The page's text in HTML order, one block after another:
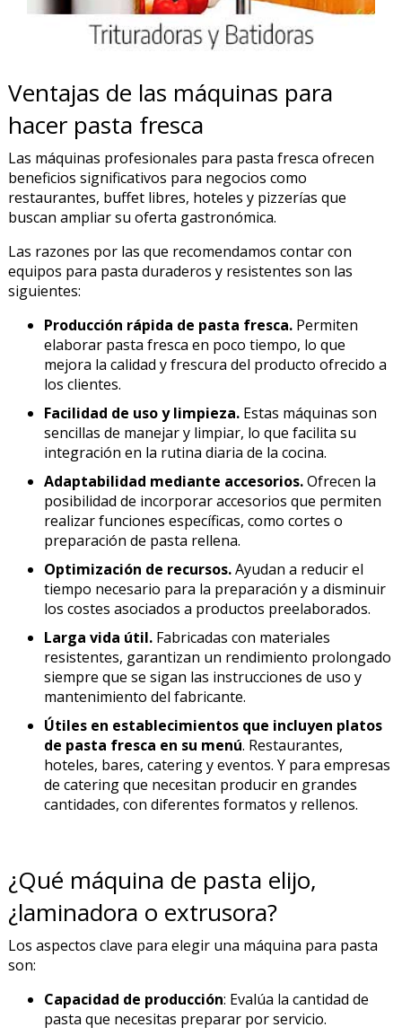
Ventajas de las máquinas para
hacer pasta fresca
Las máquinas profesionales para pasta fresca ofrecen
beneficios significativos para negocios como
restaurantes, buffet libres, hoteles y pizzerías que
buscan ampliar su oferta gastronómica.
Las razones por las que recomendamos contar con
equipos para pasta duraderos y resistentes son las
siguientes:
Producción rápida de pasta fresca.Permiten
elaborar pasta fresca en poco tiempo, lo que
mejora la calidad y frescura del producto ofrecido a
los clientes.
Facilidad de uso y limpieza.Estas máquinas son
sencillas de manejar y limpiar, lo que facilita su
integración en la rutina diaria de la cocina.
Adaptabilidad mediante accesorios.Ofrecen la
posibilidad de incorporar accesorios que permiten
realizar funciones específicas, como cortes o
preparación de pasta rellena.
Optimización de recursos.Ayudan a reducir el
tiempo necesario para la preparación y a disminuir
los costes asociados a productos preelaborados.
Larga vida útil.Fabricadas con materiales
resistentes, garantizan un rendimiento prolongado
siempre que se sigan las instrucciones de uso y
mantenimiento del fabricante.
Útiles en establecimientos que incluyen platos
de pasta fresca en su menú. Restaurantes,
hoteles, bares, catering y eventos. Y para empresas
de catering que necesitan producir en grandes
cantidades, con diferentes formatos y rellenos.
¿Qué máquina de pasta elijo,
¿laminadora o extrusora?
Los aspectos clave para elegir una máquina para pasta
son:
Capacidad de producción: Evalúa la cantidad de
pasta que necesitas preparar por servicio.